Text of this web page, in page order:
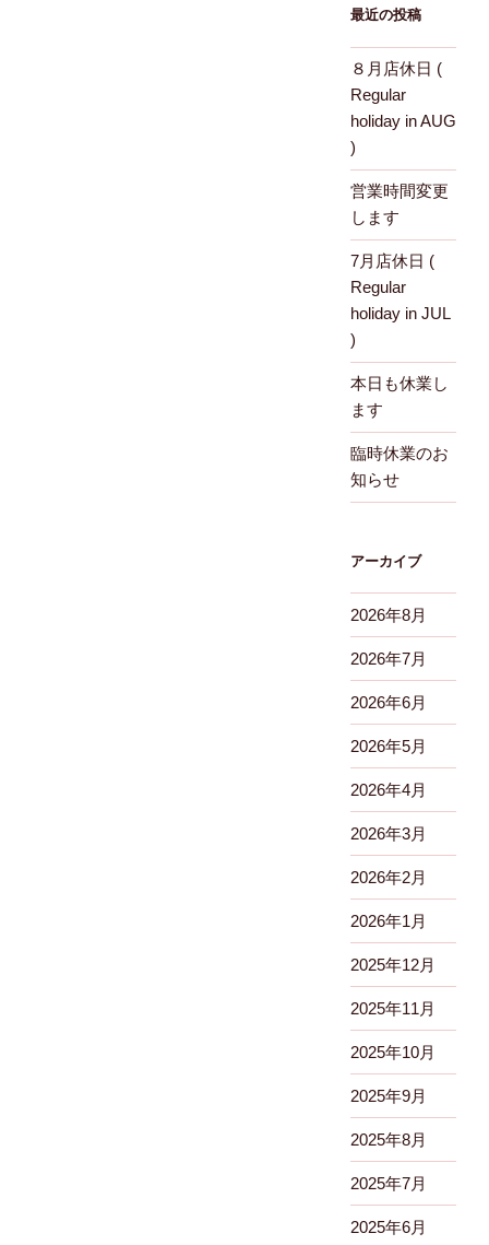
最近の投稿
８月店休日 (
Regular
holiday in AUG
)
営業時間変更
します
7月店休日 (
Regular
holiday in JUL
)
本日も休業し
ます
臨時休業のお
知らせ
アーカイブ
2026年8月
2026年7月
2026年6月
2026年5月
2026年4月
2026年3月
2026年2月
2026年1月
2025年12月
2025年11月
2025年10月
2025年9月
2025年8月
2025年7月
2025年6月